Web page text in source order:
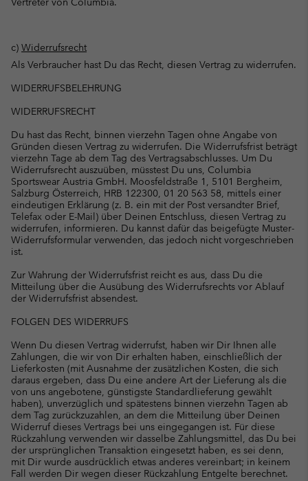
c) Widerrufsrecht
Als Verbraucher hast Du das Recht, diesen Vertrag zu widerrufen.
WIDERRUFSBELEHRUNG
WIDERRUFSRECHT
Du hast das Recht, binnen vierzehn Tagen ohne Angabe von
Gründen diesen Vertrag zu widerrufen. Die Widerrufsfrist beträgt
vierzehn Tage ab dem Tag des Vertragsabschlusses. Um Du
Widerrufsrecht auszuüben, müsstest Du uns, Columbia
Sportswear Austria GmbH. Moosfeldstraße 1, 5101 Bergheim,
Salzburg Österreich, HRB 122300, 01 20 563 58, mittels einer
eindeutigen Erklärung (z. B. ein mit der Post versandter Brief,
Telefax oder E-Mail) über Deinen Entschluss, diesen Vertrag zu
widerrufen, informieren. Du kannst dafür das beigefügte Muster-
Widerrufsformular verwenden, das jedoch nicht vorgeschrieben
ist.
Zur Wahrung der Widerrufsfrist reicht es aus, dass Du die
Mitteilung über die Ausübung des Widerrufsrechts vor Ablauf
der Widerrufsfrist absendest.
FOLGEN DES WIDERRUFS
Wenn Du diesen Vertrag widerrufst, haben wir Dir Ihnen alle
Zahlungen, die wir von Dir erhalten haben, einschließlich der
Lieferkosten (mit Ausnahme der zusätzlichen Kosten, die sich
daraus ergeben, dass Du eine andere Art der Lieferung als die
von uns angebotene, günstigste Standardlieferung gewählt
haben), unverzüglich und spätestens binnen vierzehn Tagen ab
dem Tag zurückzuzahlen, an dem die Mitteilung über Deinen
Widerruf dieses Vertrags bei uns eingegangen ist. Für diese
Rückzahlung verwenden wir dasselbe Zahlungsmittel, das Du bei
der ursprünglichen Transaktion eingesetzt haben, es sei denn,
mit Dir wurde ausdrücklich etwas anderes vereinbart; in keinem
Fall werden Dir wegen dieser Rückzahlung Entgelte berechnet.